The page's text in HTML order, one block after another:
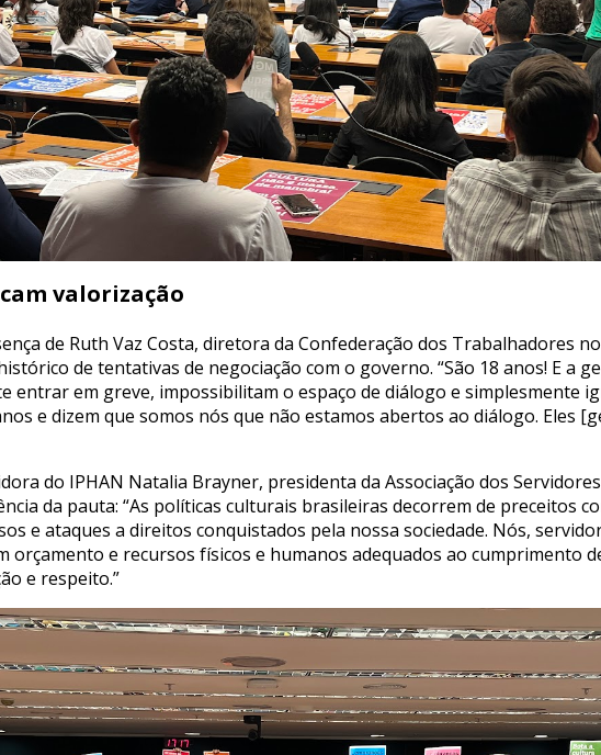
valorização
de Ruth Vaz Costa, diretora da Confederação dos Trabalhadores
de tentativas de negociação com o governo. “São 18 anos! E a
entrar em greve, impossibilitam o espaço de diálogo e simplesmente
e dizem que somos nós que não estamos abertos ao diálogo. Eles
do IPHAN Natalia Brayner, presidenta da Associação dos
da pauta: “As políticas culturais brasileiras decorrem de preceitos
e ataques a direitos conquistados pela nossa sociedade. Nós,
orçamento e recursos físicos e humanos adequados ao cumprimento
e respeito.”